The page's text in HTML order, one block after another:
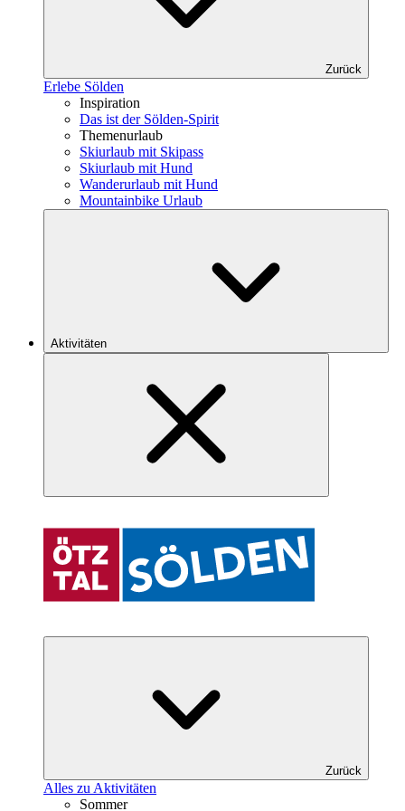
Zurück
Erlebe Sölden
Inspiration
Das ist der Sölden-Spirit
Themenurlaub
Skiurlaub mit Skipass
Skiurlaub mit Hund
Wanderurlaub mit Hund
Mountainbike Urlaub
Aktivitäten
Zurück
Alles zu Aktivitäten
Sommer